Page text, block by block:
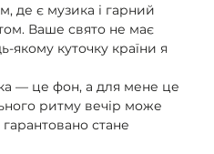
де є музика і гарний
Ваше свято не має
якому куточку країни я
— це фон, а для мене це
ритму вечір може
стане